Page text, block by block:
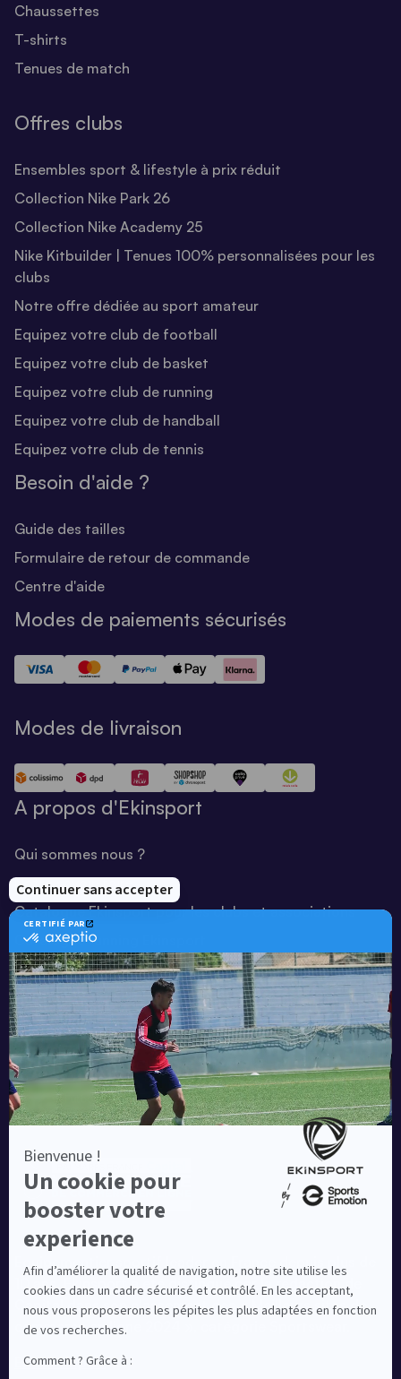
Chaussettes
T-shirts
Tenues de match
Offres clubs
Ensembles sport & lifestyle à prix réduit
Collection Nike Park 26
Collection Nike Academy 25
Nike Kitbuilder | Tenues 100% personnalisées pour les
clubs
Notre offre dédiée au sport amateur
Equipez votre club de football
Equipez votre club de basket
Equipez votre club de running
Equipez votre club de handball
Equipez votre club de tennis
Besoin d'aide ?
Guide des tailles
Formulaire de retour de commande
Centre d'aide
Modes de paiements sécurisés
Modes de livraison
A propos d'Ekinsport
Qui sommes nous ?
Notre savoir-faire
Catalogue Ekinsport pour les clubs et associations
Catalogue running Ekinsport
Blog
Une société de :
Equipementier sportif leader en France depuis plus de
10 ans, Ekinsport a été distingué par la rédaction de
Capital dans son classement des « Meilleurs sites de
commerce en ligne 2024 », catégorie Sportswear.
En savoir plus